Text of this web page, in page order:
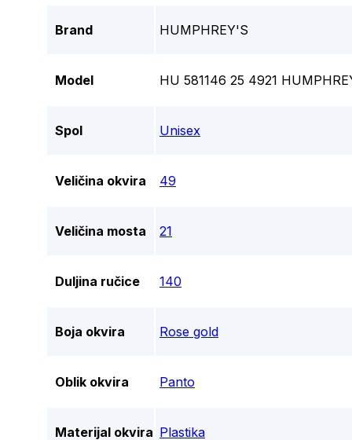
Brand HUMPHREY'S
Model HU 581146 25 4921
Spol Unisex
Veličina okvira 49
Veličina mosta 21
Duljina ručice 140
Boja okvira Rose gold
Oblik okvira Panto
Materijal okvira Plastika